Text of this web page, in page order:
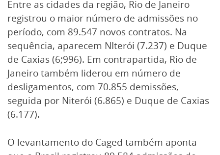
Entre as cidades da região, Rio de Janeiro
registrou o maior número de admissões no
período, com 89.547 novos contratos. Na
sequência, aparecem NIterói (7.237) e Duque
de Caxias (6;996). Em contrapartida, Rio de
Janeiro também liderou em número de
desligamentos, com 70.855 demissões,
seguida por Niterói (6.865) e Duque de Caxias
(6.177).
O levantamento do Caged também aponta